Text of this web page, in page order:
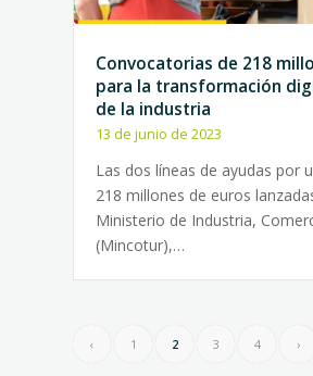
Convocatorias de 218
para la transformación
de la industria
13 de junio de 2023
Las dos líneas de ayudas por
218 millones de euros
Ministerio de Industria,
(Mincotur),…
‹ 1 2 3 4 ›